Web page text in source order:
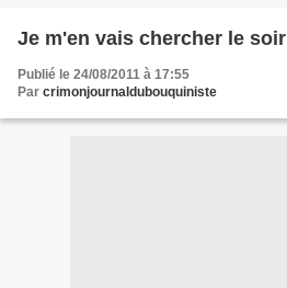
Je m'en vais chercher le soir
Publié le 24/08/2011 à 17:55
Par crimonjournaldubouquiniste